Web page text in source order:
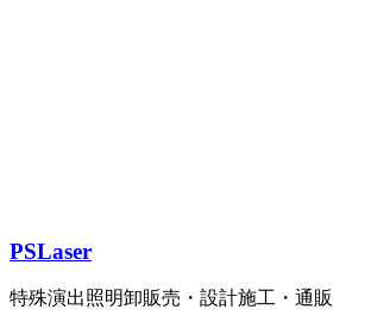
PSLaser
特殊演出照明卸販売・設計施工・通販